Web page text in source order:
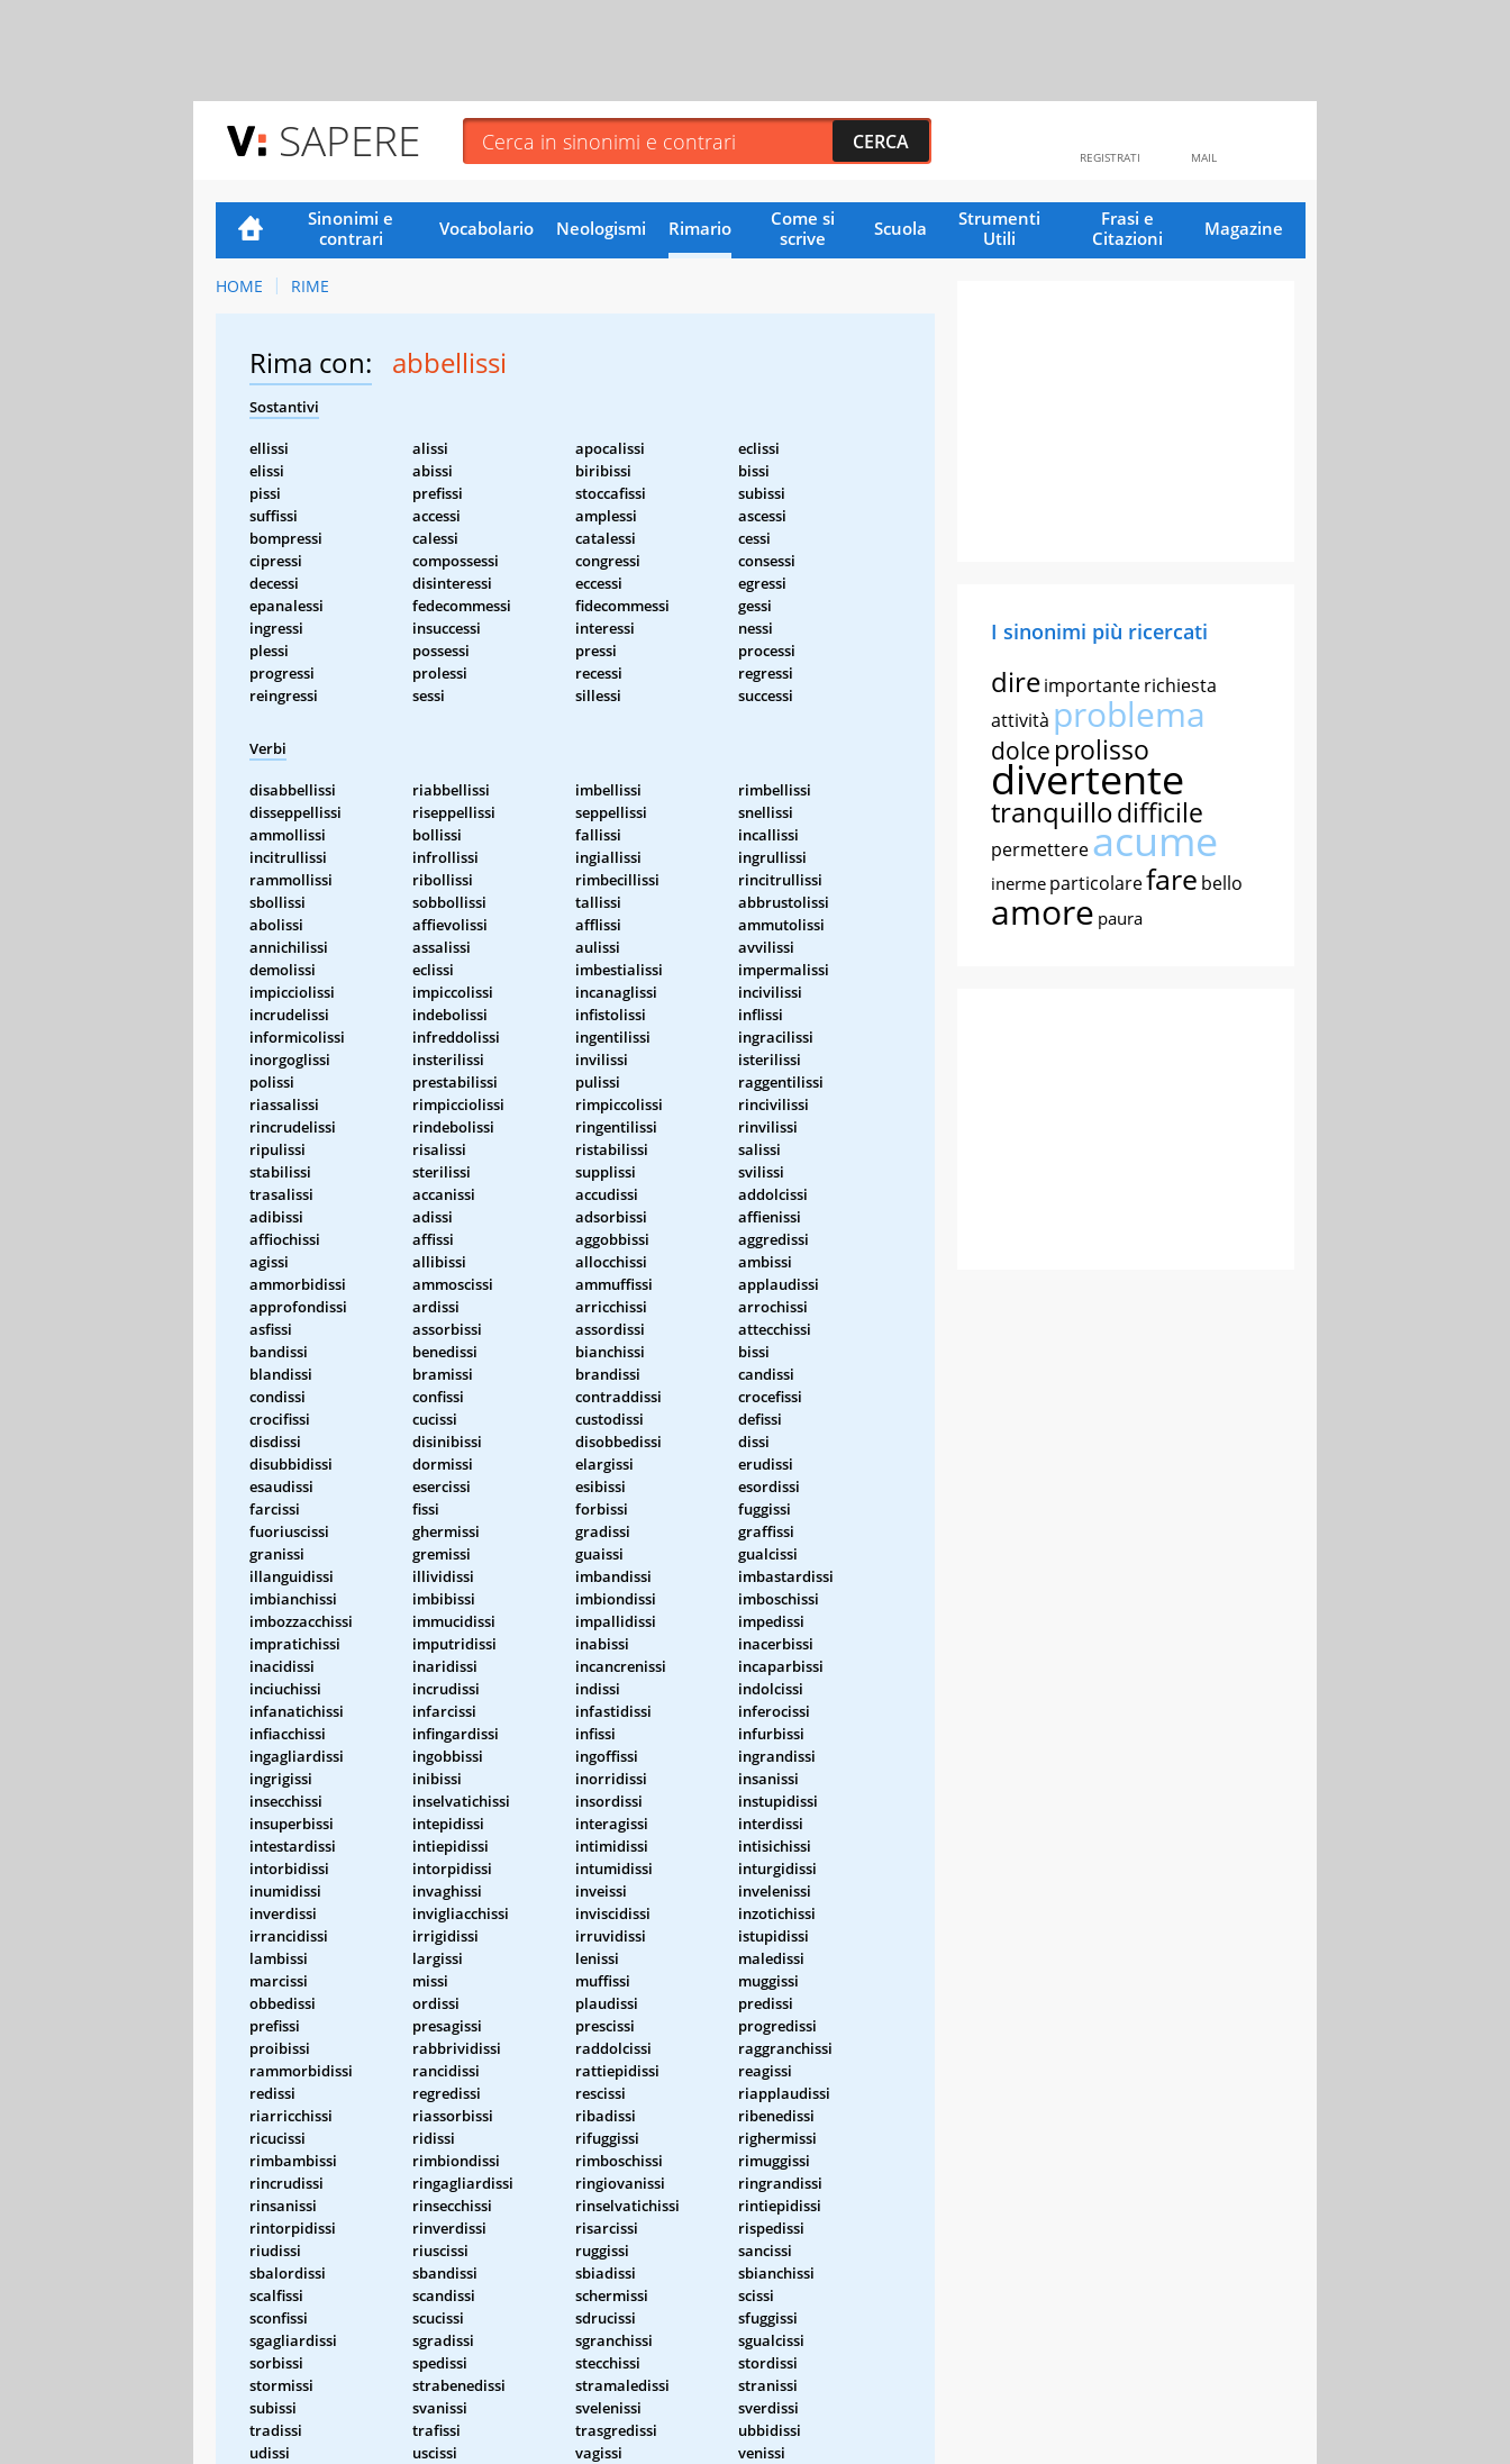
SAPERE MAIL
REGISTRATI
Sinonimi e
contrari
Vocabolario Neologismi Rimario
Come si
scrive
Scuola
Strumenti
Utili
Frasi e
Citazioni
Magazine
HOME RIME
Rima con: abbellissi
Sostantivi
ellissi alissi apocalissi
eclissi
elissi
abissi biribissi
bissi
pissi
prefissi stoccafissi
subissi
suffissi
accessi amplessi
ascessi
bompressi
calessi catalessi
cessi
cipressi
compossessi congressi
consessi
decessi
disinteressi eccessi
egressi
epanalessi
fedecommessi fidecommessi
gessi
ingressi
insuccessi interessi
nessi
plessi
possessi pressi
processi
progressi
prolessi recessi
regressi
reingressi
sessi sillessi successi
Verbi
disabbellissi riabbellissi imbellissi
rimbellissi
disseppellissi
riseppellissi seppellissi
snellissi
ammollissi
bollissi fallissi
incallissi
incitrullissi
infrollissi ingiallissi
ingrullissi
rammollissi
ribollissi rimbecillissi
rincitrullissi
sbollissi
sobbollissi tallissi
abbrustolissi
abolissi
affievolissi afflissi
ammutolissi
annichilissi
assalissi aulissi
avvilissi
demolissi
eclissi imbestialissi
impermalissi
impicciolissi
impiccolissi incanaglissi
incivilissi
incrudelissi
indebolissi infistolissi
inflissi
informicolissi
infreddolissi ingentilissi
ingracilissi
inorgoglissi
insterilissi invilissi
isterilissi
polissi
prestabilissi pulissi
raggentilissi
riassalissi
rimpicciolissi rimpiccolissi
rincivilissi
rincrudelissi
rindebolissi ringentilissi
rinvilissi
ripulissi
risalissi ristabilissi
salissi
stabilissi
sterilissi supplissi
svilissi
trasalissi
accanissi accudissi
addolcissi
adibissi
adissi adsorbissi
affienissi
affiochissi
affissi aggobbissi
aggredissi
agissi
allibissi allocchissi
ambissi
ammorbidissi
ammoscissi ammuffissi
applaudissi
approfondissi
ardissi arricchissi
arrochissi
asfissi
assorbissi assordissi
attecchissi
bandissi
benedissi bianchissi
bissi
blandissi
bramissi brandissi
candissi
condissi
confissi contraddissi
crocefissi
crocifissi
cucissi custodissi
defissi
disdissi
disinibissi disobbedissi
dissi
disubbidissi
dormissi elargissi
erudissi
esaudissi
esercissi esibissi
esordissi
farcissi
fissi forbissi
fuggissi
fuoriuscissi
ghermissi gradissi
graffissi
granissi
gremissi guaissi
gualcissi
illanguidissi
illividissi imbandissi
imbastardissi
imbianchissi
imbibissi imbiondissi
imboschissi
imbozzacchissi
immucidissi impallidissi
impedissi
impratichissi
imputridissi inabissi
inacerbissi
inacidissi
inaridissi incancrenissi
incaparbissi
inciuchissi
incrudissi indissi
indolcissi
infanatichissi
infarcissi infastidissi
inferocissi
infiacchissi
infingardissi infissi
infurbissi
ingagliardissi
ingobbissi ingoffissi
ingrandissi
ingrigissi
inibissi inorridissi
insanissi
insecchissi
inselvatichissi insordissi
instupidissi
insuperbissi
intepidissi interagissi
interdissi
intestardissi
intiepidissi intimidissi
intisichissi
intorbidissi
intorpidissi intumidissi
inturgidissi
inumidissi
invaghissi inveissi
invelenissi
inverdissi
invigliacchissi inviscidissi
inzotichissi
irrancidissi
irrigidissi irruvidissi
istupidissi
lambissi
largissi lenissi
maledissi
marcissi
missi muffissi
muggissi
obbedissi
ordissi plaudissi
predissi
prefissi
presagissi prescissi
progredissi
proibissi
rabbrividissi raddolcissi
raggranchissi
rammorbidissi
rancidissi rattiepidissi
reagissi
redissi
regredissi rescissi
riapplaudissi
riarricchissi
riassorbissi ribadissi
ribenedissi
ricucissi
ridissi rifuggissi
righermissi
rimbambissi
rimbiondissi rimboschissi
rimuggissi
rincrudissi
ringagliardissi ringiovanissi
ringrandissi
rinsanissi
rinsecchissi rinselvatichissi
rintiepidissi
rintorpidissi
rinverdissi risarcissi
rispedissi
riudissi
riuscissi ruggissi
sancissi
sbalordissi
sbandissi sbiadissi
sbianchissi
scalfissi
scandissi schermissi
scissi
sconfissi
scucissi sdrucissi
sfuggissi
sgagliardissi
sgradissi sgranchissi
sgualcissi
sorbissi
spedissi stecchissi
stordissi
stormissi
strabenedissi stramaledissi
stranissi
subissi
svanissi svelenissi
sverdissi
tradissi
trafissi trasgredissi
ubbidissi
udissi
uscissi vagissi venissi
I sinonimi più ricercati
direimportanterichiesta
attività problema
dolce prolisso
divertente
tranquillodifficile
permettereacume
inerme particolarefare bello
amore paura